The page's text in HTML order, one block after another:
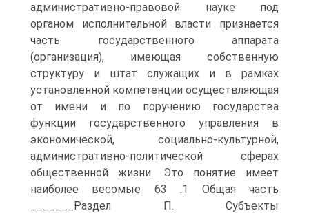
административно-правовой науке под
органом исполнительной власти признается
часть государственного аппарата
(организация), имеющая собственную
структуру и штат служащих и в рамках
установленной компетенции осуществляющая
от имени и по поручению государства
функции государственного управления в
экономической, социально-культурной,
административно-политической сферах
общественной жизни. Это понятие имеет
наиболее весомые 63 .1 Общая часть
_______Раздел П. Субъекты